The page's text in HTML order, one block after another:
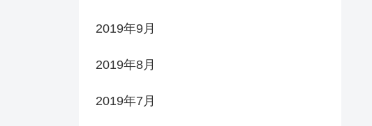
2019年9月
2019年8月
2019年7月